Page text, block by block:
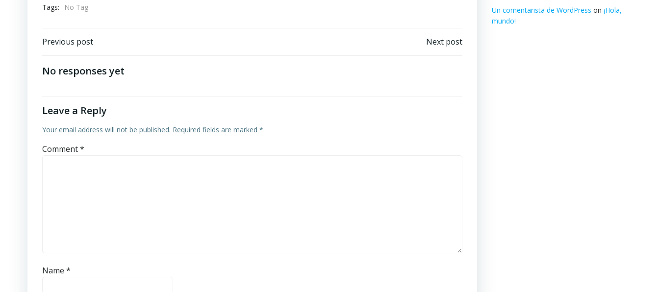
Tags:
No Tag
Post
navigation
Previous post Next post
No responses yet
Leave a Reply
Your email address will not be published. Required fields are marked *
Comment*
Name *
Un comentarista de WordPress on ¡Hola,
mundo!